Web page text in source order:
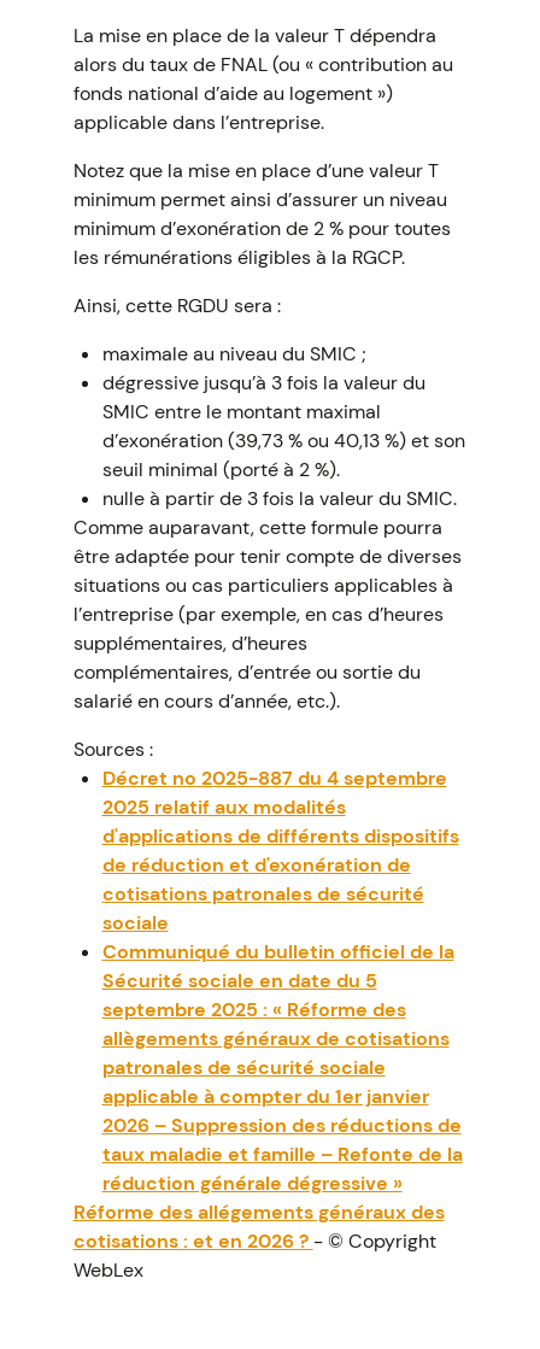
La mise en place de la valeur T dépendra
alors du taux de FNAL (ou « contribution au
fonds national d’aide au logement »)
applicable dans l’entreprise.
Notez que la mise en place d’une valeur T
minimum permet ainsi d’assurer un niveau
minimum d’exonération de 2 % pour toutes
les rémunérations éligibles à la RGCP.
Ainsi, cette RGDU sera :
maximale au niveau du SMIC ;
dégressive jusqu’à 3 fois la valeur du
SMIC entre le montant maximal
d’exonération (39,73 % ou 40,13 %) et son
seuil minimal (porté à 2 %).
nulle à partir de 3 fois la valeur du SMIC.
Comme auparavant, cette formule pourra
être adaptée pour tenir compte de diverses
situations ou cas particuliers applicables à
l’entreprise (par exemple, en cas d’heures
supplémentaires, d’heures
complémentaires, d’entrée ou sortie du
salarié en cours d’année, etc.).
Sources :
Décret no 2025-887 du 4 septembre
2025 relatif aux modalités
d'applications de différents dispositifs
de réduction et d'exonération de
cotisations patronales de sécurité
sociale
Communiqué du bulletin officiel de la
Sécurité sociale en date du 5
septembre 2025 : « Réforme des
allègements généraux de cotisations
patronales de sécurité sociale
applicable à compter du 1er janvier
2026 – Suppression des réductions de
taux maladie et famille – Refonte de la
réduction générale dégressive »
Réforme des allégements généraux des
cotisations : et en 2026 ? - © Copyright
WebLex